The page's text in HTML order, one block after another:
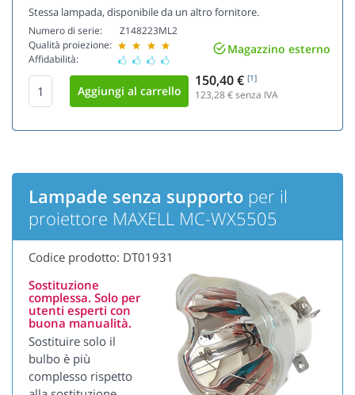
Stessa lampada, disponibile da un altro fornitore.
Numero di serie:
Qualità proiezione:
Affidabilità:
Z148223ML2
Magazzino esterno
150,40 € [1]
123,28€ senza IVA
Lampade senza supporto per il
proiettore MAXELL MC-WX5505
Codice prodotto: DT01931
Sostituzione
complessa. Solo per
utenti esperti con
buona manualità.
Sostituire solo il
bulbo è più
complesso rispetto